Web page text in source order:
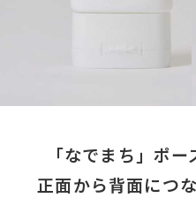
「なでまち」ポ
正面から背面につ